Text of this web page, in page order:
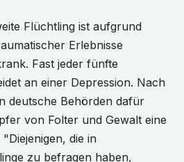
Flüchtling ist aufgrund
Erlebnisse
Fast jeder fünfte
an einer Depression. Nach
deutsche Behörden dafür
von Folter und Gewalt eine
die in
zu befragen haben,